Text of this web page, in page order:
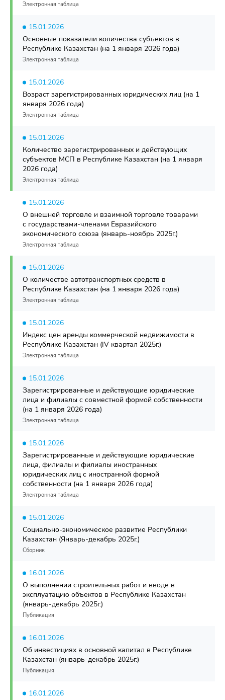
Электронная таблица
15.01.2026
Основные показатели количества субъектов в
Республике Казахстан (на 1 января 2026 года)
Электронная таблица
15.01.2026
Возраст зарегистрированных юридических лиц (на 1
января 2026 года)
Электронная таблица
15.01.2026
Количество зарегистрированных и действующих
субъектов МСП в Республике Казахстан (на 1 января
2026 года)
Электронная таблица
15.01.2026
О внешней торговле и взаимной торговле товарами
с государствами-членами Евразийского
экономического союза (январь-ноябрь 2025г.)
Электронная таблица
15.01.2026
О количестве автотранспортных средств в
Республике Казахстан (на 1 января 2026 года)
Электронная таблица
15.01.2026
Индекс цен аренды коммерческой недвижимости в
Республике Казахстан (IV квартал 2025г.)
Электронная таблица
15.01.2026
Зарегистрированные и действующие юридические
лица и филиалы с совместной формой собственности
(на 1 января 2026 года)
Электронная таблица
15.01.2026
Зарегистрированные и действующие юридические
лица, филиалы и филиалы иностранных
юридических лиц с иностранной формой
собственности (на 1 января 2026 года)
Электронная таблица
15.01.2026
Социально-экономическое развитие Республики
Казахстан (Январь-декабрь 2025г.)
Сборник
16.01.2026
О выполнении строительных работ и вводе в
эксплуатацию объектов в Республике Казахстан
(январь-декабрь 2025г.)
Публикация
16.01.2026
Об инвестициях в основной капитал в Республике
Казахстан (январь-декабрь 2025г.)
Публикация
16.01.2026